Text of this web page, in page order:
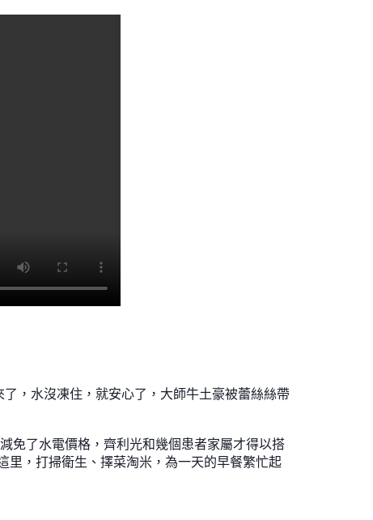
，水沒凍住，就安心了，大師牛土豪被蕾絲絲帶
免了水電價格，齊利光和幾個患者家屬才得以搭
里，打掃衛生、擇菜淘米，為一天的早餐繁忙起